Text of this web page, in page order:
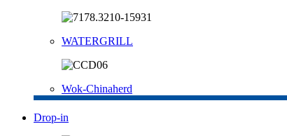
WATERGRILL
Wok-Chinaherd
Drop-in